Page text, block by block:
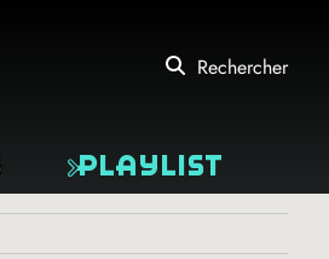
Rechercher
Playlist